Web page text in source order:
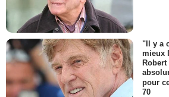
"Il y a
mieux
pour
70